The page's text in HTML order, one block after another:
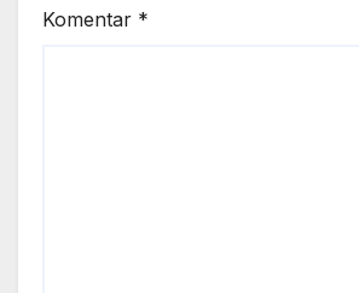
Komentar *